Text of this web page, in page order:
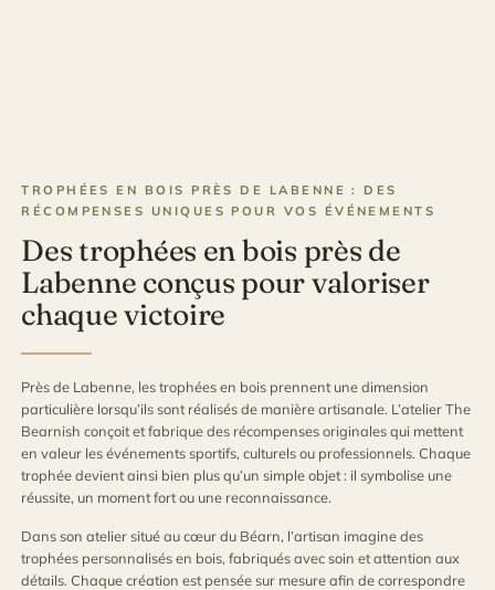
TROPHÉES EN BOIS PRÈS DE LABENNE : DES
RÉCOMPENSES UNIQUES POUR VOS ÉVÉNEMENTS
Des trophées en bois près de
Labenne conçus pour valoriser
chaque victoire
Près de Labenne, les trophées en bois prennent une dimension
particulière lorsqu’ils sont réalisés de manière artisanale. L’atelier The
Bearnish conçoit et fabrique des récompenses originales qui mettent
en valeur les événements sportifs, culturels ou professionnels. Chaque
trophée devient ainsi bien plus qu’un simple objet : il symbolise une
réussite, un moment fort ou une reconnaissance.
Dans son atelier situé au cœur du Béarn, l’artisan imagine des
trophées personnalisés en bois, fabriqués avec soin et attention aux
détails. Chaque création est pensée sur mesure afin de correspondre